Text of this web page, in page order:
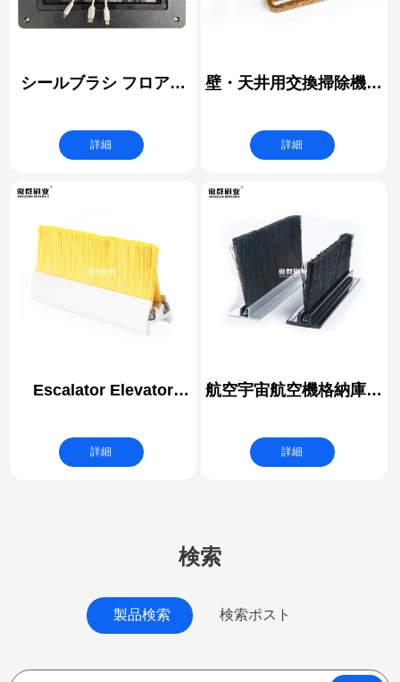
シールブラシ フロアグ
ジメントブラシ｜デスク
コンセントコンファレン
スクトップグロメット
フリップアップ
詳細
壁・天井用交換掃除機ノ
詳細
Escalator Elevator
Lift Side Escalator
Brush Guard | EN115
詳細
航空宇宙航空機格納庫ド
｜ストリップブラシ
詳細
検索
製品検索 検索ポスト